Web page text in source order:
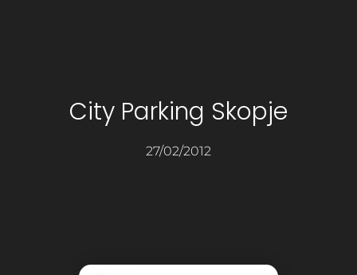
City Parking Skopje
27/02/2012